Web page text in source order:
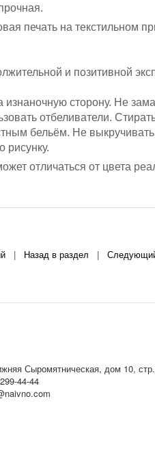
печать на текстильном
и позитивной
сторону. Не
отбеливатели.
бельём. Не
рисунку.
отличаться от цвета
| Назад в раздел
Сыромятническая, дом 10,
44-44